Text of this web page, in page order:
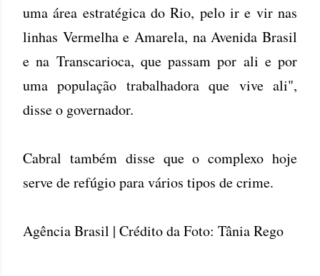
uma área estratégica do Rio, pelo ir e vir nas
linhas Vermelha e Amarela, na Avenida Brasil
e na Transcarioca, que passam por ali e por
uma população trabalhadora que vive ali",
disse o governador.
Cabral também disse que o complexo hoje
serve de refúgio para vários tipos de crime.
Agência Brasil | Crédito da Foto: Tânia Rego